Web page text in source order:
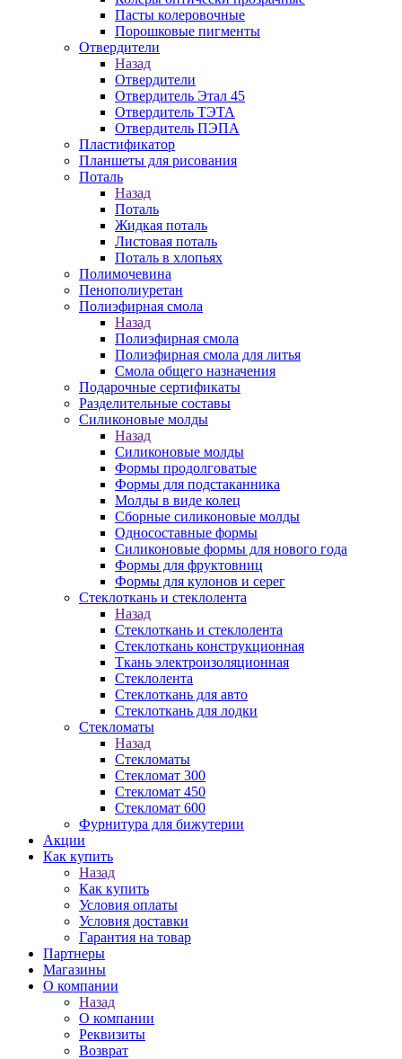
Пасты колеровочные
Порошковые пигменты
Отвердители
Назад
Отвердители
Отвердитель Этал 45
Отвердитель ТЭТА
Отвердитель ПЭПА
Пластификатор
Планшеты для рисования
Поталь
Назад
Поталь
Жидкая поталь
Листовая поталь
Поталь в хлопьях
Полимочевина
Пенополиуретан
Полиэфирная смола
Назад
Полиэфирная смола
Полиэфирная смола для литья
Смола общего назначения
Подарочные сертификаты
Разделительные составы
Силиконовые молды
Назад
Силиконовые молды
Формы продолговатые
Формы для подстаканника
Молды в виде колец
Сборные силиконовые молды
Односоставные формы
Силиконовые формы для нового года
Формы для фруктовниц
Формы для кулонов и серег
Стеклоткань и стеклолента
Назад
Стеклоткань и стеклолента
Стеклоткань конструкционная
Ткань электроизоляционная
Стеклолента
Стеклоткань для авто
Стеклоткань для лодки
Стекломаты
Назад
Стекломаты
Стекломат 300
Стекломат 450
Стекломат 600
Фурнитура для бижутерии
Акции
Как купить
Назад
Как купить
Условия оплаты
Условия доставки
Гарантия на товар
Партнеры
Магазины
О компании
Назад
О компании
Реквизиты
Возврат